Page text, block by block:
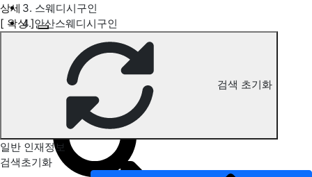
3. 스웨디시구인
4. 안산스웨디시구인
경기광주 왁싱 구직정보
상세
[ 왁싱 ]
검색 초기화
일반 인재정보
검색초기화